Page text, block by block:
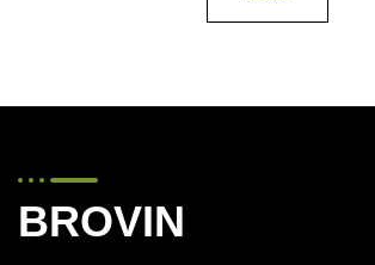
BROVIN